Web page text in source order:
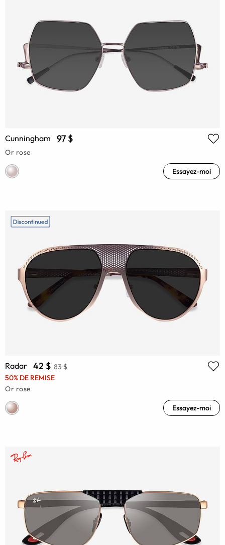
Cunningham 97 $
Or rose
Essayez-moi
Radar 42 $ 83 $
50% DE REMISE
Or rose
Essayez-moi